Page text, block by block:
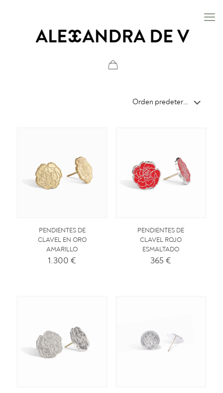
PENDIENTES DE
CLAVEL EN ORO
AMARILLO
1.300€
PENDIENTES DE
CLAVEL ROJO
ESMALTADO
365€